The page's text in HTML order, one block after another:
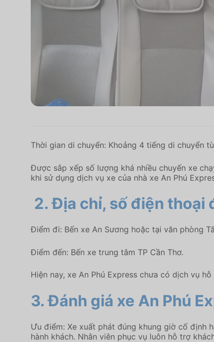
Thời gian di chuyển: Khoảng 4 tiếng di chuyển
Được sắp xếp số lượng khá nhiều chuyến xe
khi sử dụng dịch vụ xe của nhà xe An Phú
2.Địa chỉ, số điện thoại
Điểm đi: Bến xe An Sương hoặc tại văn phòng
Điểm đến: Bến xe trung tâm TP Cần Thơ.
Hiện nay, xe An Phú Express chưa có dịch vụ
3.Đánh giá xe An Phú
Ưu điểm: Xe xuất phát đúng khung giờ cố định
hành khách. Nhân viên phục vụ luôn hỗ trợ